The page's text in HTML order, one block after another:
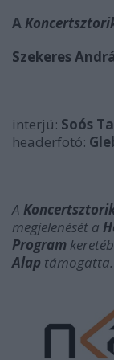
A
Szekeres
interjú: Soós
headerfotó:
A
megjelenését a
Program
Alap támogatta.